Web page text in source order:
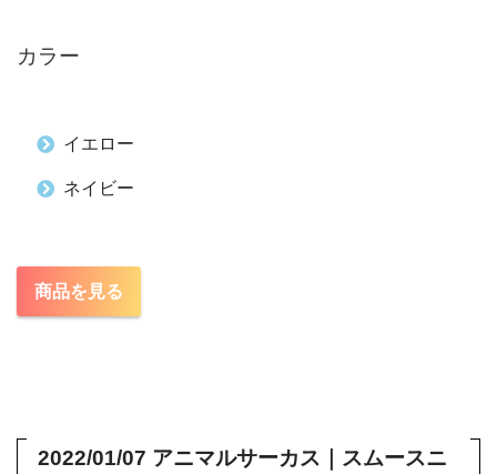
カラー
イエロー
ネイビー
商品を見る
2022/01/07 アニマルサーカス｜スムースニ